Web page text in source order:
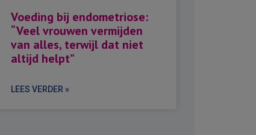
Voeding bij endometriose:
“Veel vrouwen vermijden
van alles, terwijl dat niet
altijd helpt”
LEES VERDER »